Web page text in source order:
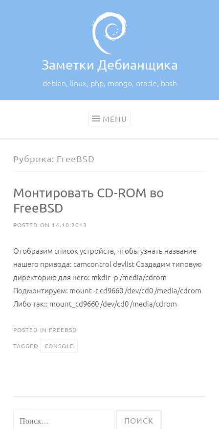
Заметки Дебианщика
debian, linux, php, mongo, oracle, bash
MENU
Рубрика: FreeBSD
Монтировать CD-ROM во
FreeBSD
POSTED ON 14.10.2013
Отобразим список устройств, чтобы узнать название
нашего привода: camcontrol devlist Создадим типовую
директорию для него: mkdir -p /media/cdrom
Подмонтируем: mount -t cd9660 /dev/cd0 /media/cdrom
Либо так:: mount_cd9660 /dev/cd0 /media/cdrom
POSTED IN FREEBSD
TAGGED CONSOLE